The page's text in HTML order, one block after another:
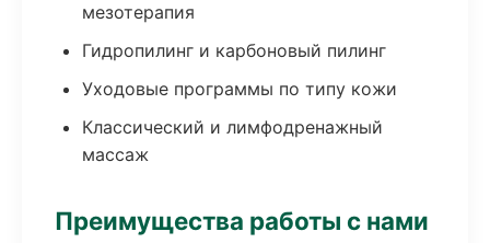
мезотерапия
Гидропилинг и карбоновый пилинг
Уходовые программы по типу кожи
Классический и лимфодренажный
массаж
Преимущества работы с нами